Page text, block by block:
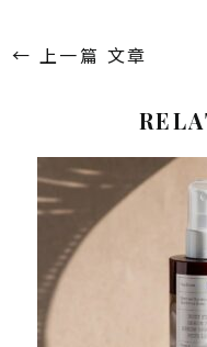
← 上一篇 文章